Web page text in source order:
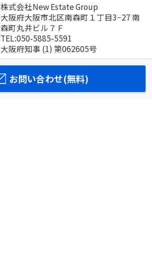
株式会社New Estate Group
大阪府大阪市北区南森町１丁目3−27 南
森町丸井ビル７Ｆ
TEL:050-5885-5591
大阪府知事 (1) 第062605号
お問い合わせ(無料)